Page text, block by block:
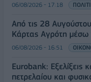
06/08/2026 - 17:18
Από τις 28
Κάρτας Αγρότη
06/08/2026 - 16:51
Eurobank: Εξελίξεις
πετρελαίου και